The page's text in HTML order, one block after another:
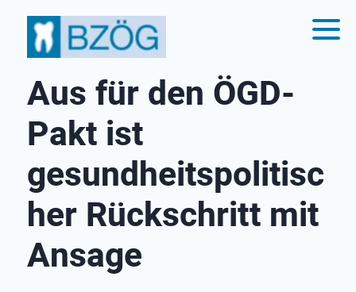
Aus für den ÖGD-
Pakt ist
gesundheitspolitisc
her Rückschritt mit
Ansage